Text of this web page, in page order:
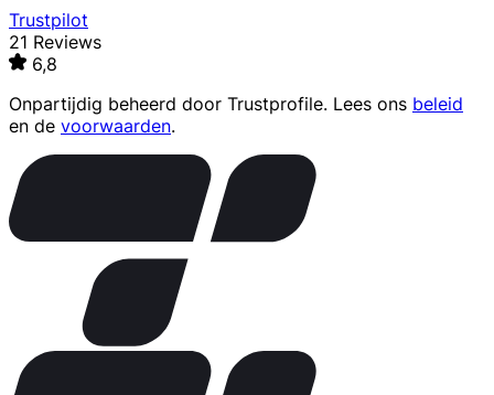
Trustpilot
21 Reviews
6,8
Onpartijdig beheerd door Trustprofile. Lees ons beleid
en de voorwaarden.